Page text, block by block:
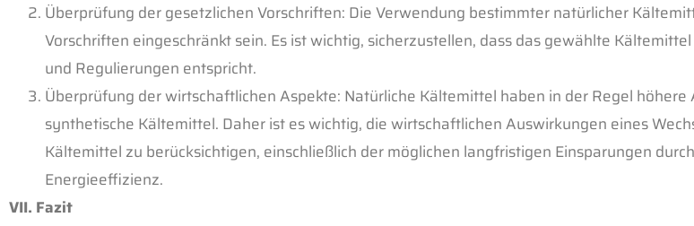
Überprüfung der gesetzlichen Vorschriften: Die Verwendung bestimmter natürlicher
Vorschriften eingeschränkt sein. Es ist wichtig, sicherzustellen, dass das gewählte
und Regulierungen entspricht.
Überprüfung der wirtschaftlichen Aspekte: Natürliche Kältemittel haben in der Regel
synthetische Kältemittel. Daher ist es wichtig, die wirtschaftlichen Auswirkungen eines
Kältemittel zu berücksichtigen, einschließlich der möglichen langfristigen Einsparungen
Energieeffizienz.
VII. Fazit